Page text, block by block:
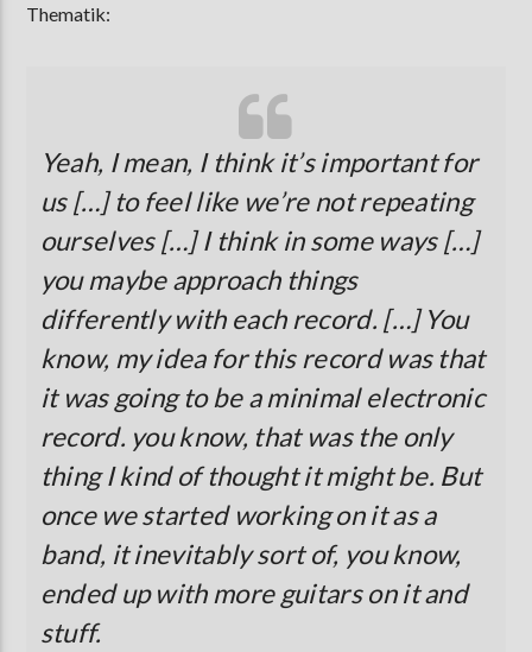
Thematik:
Yeah, I mean, I think it’s important for
us […] to feel like we’re not repeating
ourselves […] I think in some ways […]
you maybe approach things
differently with each record. […] You
know, my idea for this record was that
it was going to be a minimal electronic
record. you know, that was the only
thing I kind of thought it might be. But
once we started working on it as a
band, it inevitably sort of, you know,
ended up with more guitars on it and
stuff.